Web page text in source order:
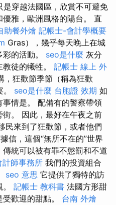
穿越法國區，欣賞不可避免
雅，歐洲風格的陽台。 直
助餐外燴 記帳士-會計學概要
Gras），幾乎每天晚上在城
的活動。 seo是什麼 灰分
徒的犧牲。 記帳士 線上 外
，狂歡節季節（稱為狂歡
seo是什麼 台胞證 效期 如
情是。 配備有的警察帶領
。 因此，最好在午夜之前
民來到了狂歡節，或者他們
信，這個“無所不在的”世界
統可以被有罪不懲罰和不道
計師事務所 我們的投資組合
seo 意思 它提供了獨特的訪
記帳士 教科書 法國方形甜
歡迎的甜點。 台南 外燴